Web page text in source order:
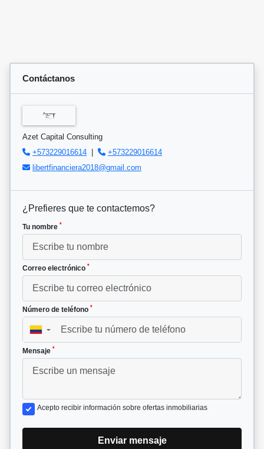
Contáctanos
Azet Capital Consulting
+573229016614 |
+573229016614
libertfinanciera2018@gmail.com
¿Prefieres que te contactemos?
Tu nombre *
Correo electrónico *
Número de teléfono *
▼
Mensaje *
Acepto recibir información sobre ofertas inmobiliarias
Enviar mensaje